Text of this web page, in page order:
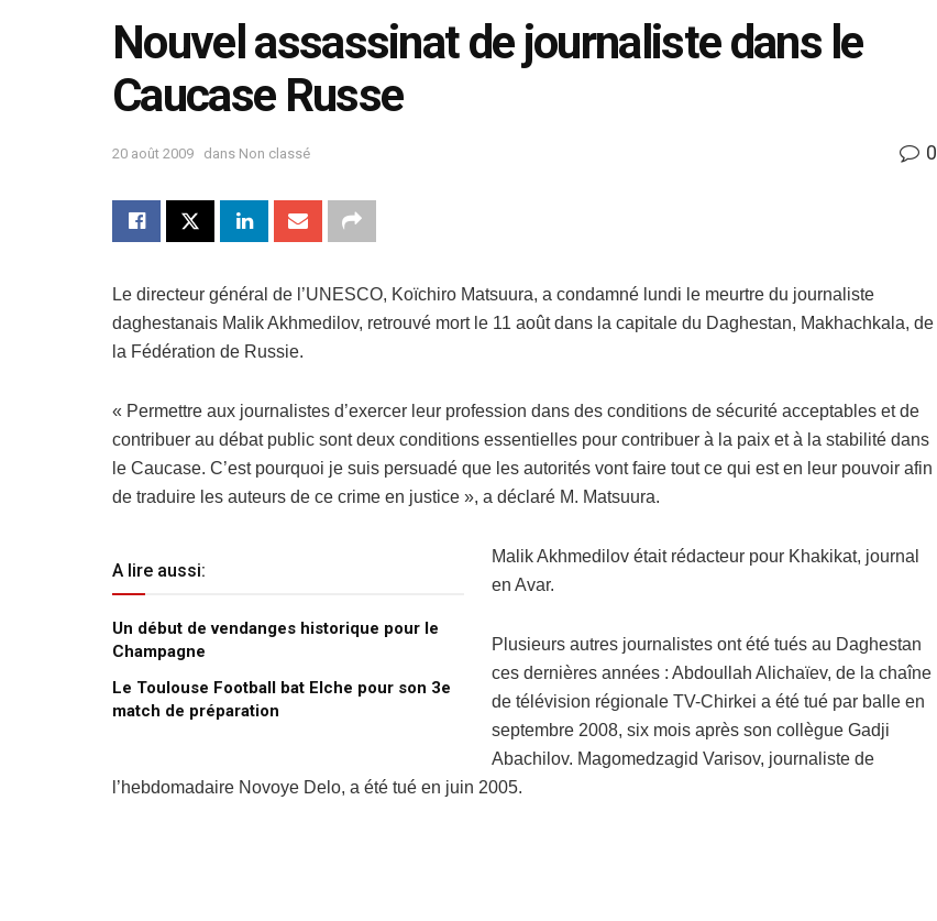
Nouvel assassinat de journaliste dans le
Caucase Russe
20 août 2009 dans Non classé 0
Le directeur général de l’UNESCO, Koïchiro Matsuura, a condamné lundi le meurtre du journaliste
daghestanais Malik Akhmedilov, retrouvé mort le 11 août dans la capitale du Daghestan, Makhachkala, de
la Fédération de Russie.
« Permettre aux journalistes d’exercer leur profession dans des conditions de sécurité acceptables et de
contribuer au débat public sont deux conditions essentielles pour contribuer à la paix et à la stabilité dans
le Caucase. C’est pourquoi je suis persuadé que les autorités vont faire tout ce qui est en leur pouvoir afin
de traduire les auteurs de ce crime en justice », a déclaré M. Matsuura.
A lire aussi:
Un début de vendanges historique pour le
Champagne
Le Toulouse Football bat Elche pour son 3e
match de préparation
Malik Akhmedilov était rédacteur pour Khakikat, journal
en Avar.
Plusieurs autres journalistes ont été tués au Daghestan
ces dernières années : Abdoullah Alichaïev, de la chaîne
de télévision régionale TV-Chirkei a été tué par balle en
septembre 2008, six mois après son collègue Gadji
Abachilov. Magomedzagid Varisov, journaliste de
l’hebdomadaire Novoye Delo, a été tué en juin 2005.